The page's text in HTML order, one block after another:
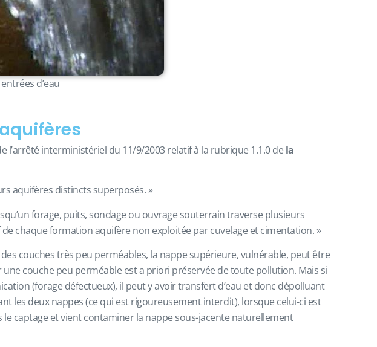
d’eau
interministériel du 11/9/2003 relatif à la rubrique 1.1.0 de la
aquifères distincts superposés. »
forage, puits, sondage ou ouvrage souterrain traverse plusieurs
chaque formation aquifère non exploitée par cuvelage et cimentation. »
couches très peu perméables, la nappe supérieure, vulnérable, peut être
couche peu perméable est a priori préservée de toute pollution. Mais si
(forage défectueux), il peut y avoir transfert d’eau et donc dépolluant
les deux nappes (ce qui est rigoureusement interdit), lorsque celui-ci est
le captage et vient contaminer la nappe sous-jacente naturellement